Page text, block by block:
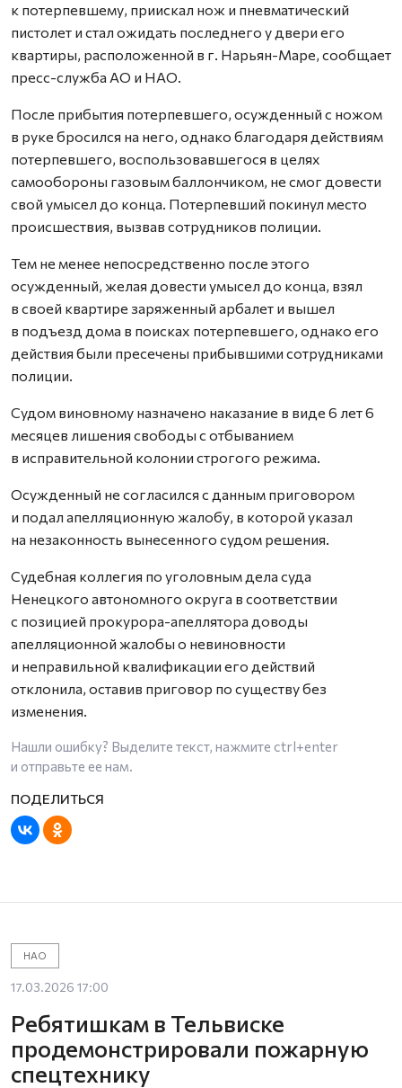
к потерпевшему, приискал нож и пневматический
пистолет и стал ожидать последнего у двери его
квартиры, расположенной в г. Нарьян-Маре, сообщает
пресс-служба АО и НАО.
После прибытия потерпевшего, осужденный с ножом
в руке бросился на него, однако благодаря действиям
потерпевшего, воспользовавшегося в целях
самообороны газовым баллончиком, не смог довести
свой умысел до конца. Потерпевший покинул место
происшествия, вызвав сотрудников полиции.
Тем не менее непосредственно после этого
осужденный, желая довести умысел до конца, взял
в своей квартире заряженный арбалет и вышел
в подъезд дома в поисках потерпевшего, однако его
действия были пресечены прибывшими сотрудниками
полиции.
Судом виновному назначено наказание в виде 6 лет 6
месяцев лишения свободы с отбыванием
в исправительной колонии строгого режима.
Осужденный не согласился с данным приговором
и подал апелляционную жалобу, в которой указал
на незаконность вынесенного судом решения.
Судебная коллегия по уголовным дела суда
Ненецкого автономного округа в соответствии
с позицией прокурора-апеллятора доводы
апелляционной жалобы о невиновности
и неправильной квалификации его действий
отклонила, оставив приговор по существу без
изменения.
Нашли ошибку? Выделите текст, нажмите ctrl+enter
и отправьте ее нам.
НАО
17.03.2026 17:00
Ребятишкам в Тельвиске
продемонстрировали пожарную
спецтехнику